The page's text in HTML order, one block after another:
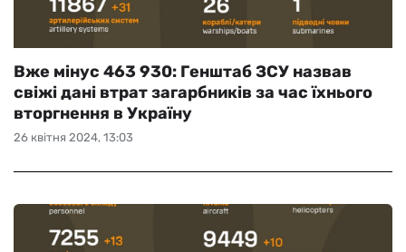
26 квітня 2024, 13:03
Вже мінус 463 930: Генштаб ЗСУ назвав
свіжі дані втрат загарбників за час їхнього
вторгнення в Україну